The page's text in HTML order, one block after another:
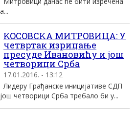
KOСOВСKA MИTРOВИЦA: У
четвртак изрицање
пресуде Ивановићу и jош
четворици Срба
17.01.2016. - 13:12
Лидеру Грађанске инициjативе СДП
четворици Срба требало би у...